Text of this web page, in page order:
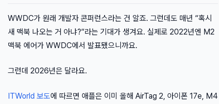
WWDC가 원래 개발자 콘퍼런스라는 건 알죠. 그런데도 매년 “혹시
새 맥북 나오는 거 아냐?“라는 기대가 생겨요. 실제로 2022년엔 M2
맥북 에어가 WWDC에서 발표됐으니까요.
그런데 2026년은 달라요.
ITWorld 보도에 따르면 애플은 이미 올해 AirTag 2, 아이폰 17e, M4